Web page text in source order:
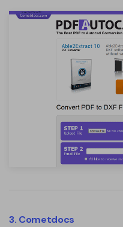
3. Cometdocs